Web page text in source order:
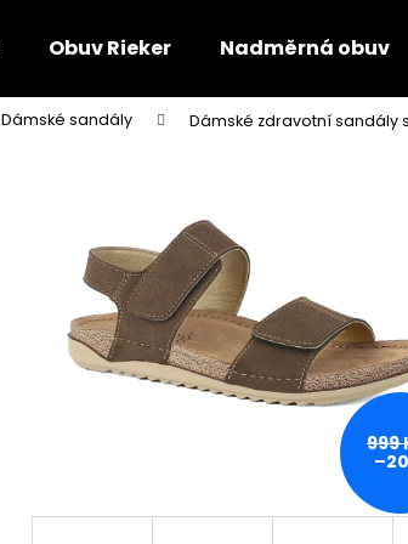
Obuv Rieker Nadměrná obuv
Dámské sandály Dámské zdravotní sandály
999
Co potřebujete najít?
Doporučujeme